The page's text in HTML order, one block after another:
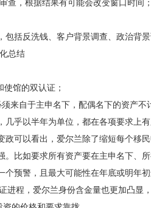
包括反洗钱、客户背景调查、政治背
总结
馆的双认证；
来自于主申名下，配偶名下的资产不
乎以半年为单位，都在各项要求上有
政可以看出，爱尔兰除了缩短每个移
。比如要求所有资产要在主申名下、
预警，且最大可能性在年底或明年初
进程，爱尔兰身份含金量也更加凸